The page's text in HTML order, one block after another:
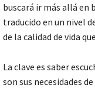
buscará ir más allá en
traducido en un nivel
de la calidad de vida
La clave es saber
son sus necesidades